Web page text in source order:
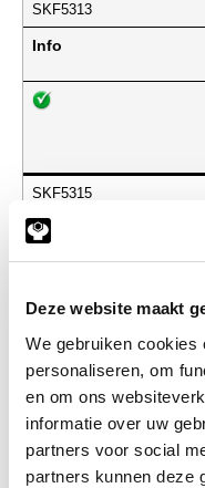
Deze website maakt
We gebruiken cookies
personaliseren, om
en om ons
informatie over uw
partners voor social
partners kunnen deze
SKF5313
Info
SKF5315
Info
SKF5317